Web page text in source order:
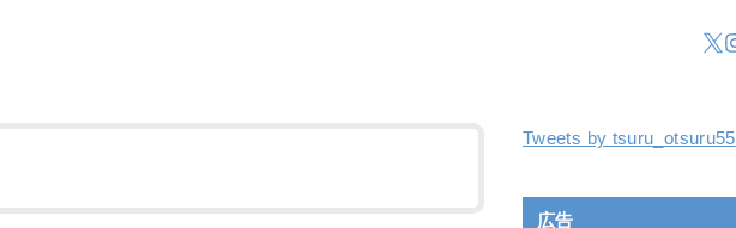
Tweets by tsuru_otsuru55
広告